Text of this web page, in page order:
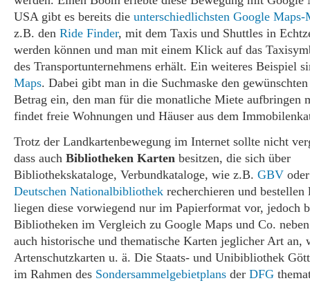
USA gibt es bereits die unterschiedlichsten Google Maps-
z.B. den Ride Finder, mit dem Taxis und Shuttles in
werden können und man mit einem Klick auf das
des Transportunternehmens erhält. Ein weiteres Beispiel
Maps. Dabei gibt man in die Suchmaske den
Betrag ein, den man für die monatliche Miete aufbringen
findet freie Wohnungen und Häuser aus dem
Trotz der Landkartenbewegung im Internet sollte nicht
dass auch Bibliotheken Karten besitzen, die sich über
Bibliothekskataloge, Verbundkataloge, wie z.B. GBV
Deutschen Nationalbibliothek recherchieren und bestellen
liegen diese vorwiegend nur im Papierformat vor, jedoch
Bibliotheken im Vergleich zu Google Maps und Co.
auch historische und thematische Karten jeglicher Art an,
Artenschutzkarten u. ä. Die Staats- und Unibibliothek
im Rahmen des Sondersammelgebietplans der DFG